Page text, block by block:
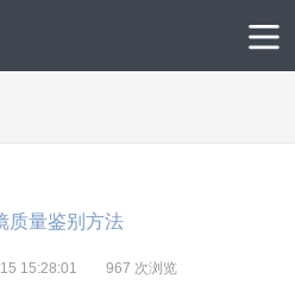
质量鉴别方法
15 15:28:01 967 次浏览